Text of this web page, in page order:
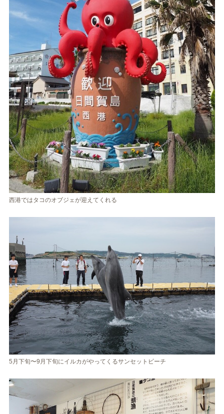
西港ではタコのオブジェが迎えてくれる
5月下旬〜9月下旬にイルカがやってくるサンセットビーチ